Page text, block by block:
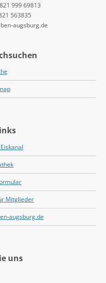
999 69813
563835
augsburg.de
Mitglieder
augsburg.de
uns